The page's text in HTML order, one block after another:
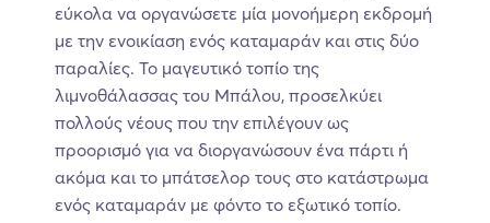
εύκολα να οργανώσετε μία μονοήμερη εκδρομή
με την ενοικίαση ενός καταμαράν και στις δύο
παραλίες. Το μαγευτικό τοπίο της
λιμνοθάλασσας του Μπάλου, προσελκύει
πολλούς νέους που την επιλέγουν ως
προορισμό για να διοργανώσουν ένα πάρτι ή
ακόμα και το μπάτσελορ τους στο κατάστρωμα
ενός καταμαράν με φόντο το εξωτικό τοπίο.